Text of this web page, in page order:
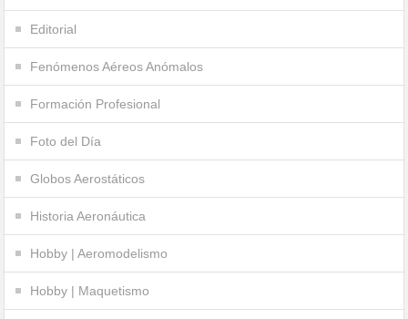
Editorial
Fenómenos Aéreos Anómalos
Formación Profesional
Foto del Día
Globos Aerostáticos
Historia Aeronáutica
Hobby | Aeromodelismo
Hobby | Maquetismo